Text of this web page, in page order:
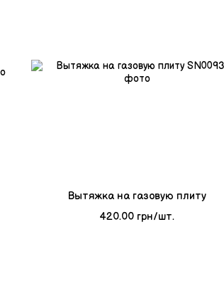
Вытяжка на газовую плиту
420.00 грн/шт.